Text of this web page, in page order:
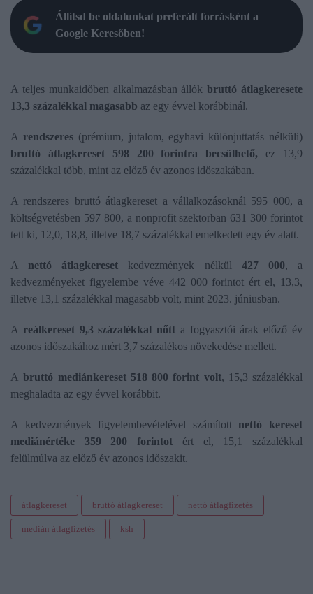
Állítsd be oldalunkat preferált forrásként a
Google Keresőben!
A teljes munkaidőben alkalmazásban állókbruttó átlagkeresete
13,3 százalékkal magasabb az egy évvel korábbinál.
A rendszeres(prémium, jutalom, egyhavi különjuttatás nélküli)
bruttó átlagkereset 598 200 forintra becsülhető, ez 13,9
százalékkal több, mint az előző év azonos időszakában.
A rendszeres bruttó átlagkereset a vállalkozásoknál 595 000, a
költségvetésben 597 800, a nonprofit szektorban 631 300 forintot
tett ki, 12,0, 18,8, illetve 18,7 százalékkal emelkedett egy év alatt.
A nettó átlagkereset kedvezmények nélkül 427 000, a
kedvezményeket figyelembe véve 442 000 forintot ért el, 13,3,
illetve 13,1 százalékkal magasabb volt, mint 2023. júniusban.
A reálkereset 9,3 százalékkal nőtt a fogyasztói árak előző év
azonos időszakához mért 3,7 százalékos növekedése mellett.
A bruttó mediánkereset 518 800 forint volt, 15,3 százalékkal
meghaladta az egy évvel korábbit.
A kedvezmények figyelembevételével számított nettó kereset
mediánértéke 359 200 forintot ért el, 15,1 százalékkal
felülmúlva az előző év azonos időszakit.
átlagkereset bruttó átlagkereset nettó átlagfizetés
medián átlagfizetés ksh